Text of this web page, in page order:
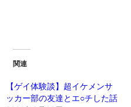
関連
【ゲイ体験談】超イケメンサ
ッカー部の友達とエ○チした話